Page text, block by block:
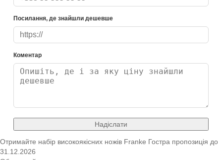
Посилання, де знайшли дешевше
Коментар
Надіслати
Отримайте набір високоякісних ножів Franke Гостра пропозиція до
31.12.2026